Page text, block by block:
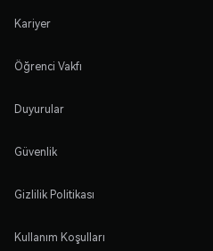
Kariyer
Öğrenci Vakfı
Duyurular
Güvenlik
Gizlilik Politikası
Kullanım Koşulları